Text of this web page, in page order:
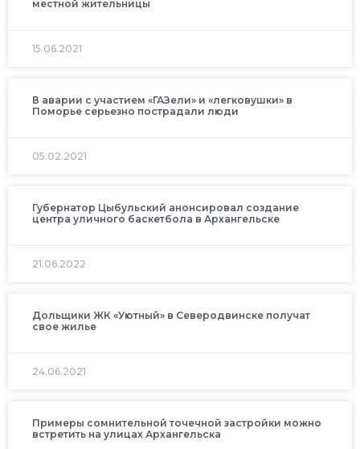
местной жительницы
15.06.2021
В аварии с участием «ГАЗели» и «легковушки» в
Поморье серьезно пострадали люди
05.02.2021
Губернатор Цыбульский анонсировал создание
центра уличного баскетбола в Архангельске
21.06.2022
Дольщики ЖК «Уютный» в Северодвинске получат
свое жилье
24.06.2021
Примеры сомнительной точечной застройки можно
встретить на улицах Архангельска